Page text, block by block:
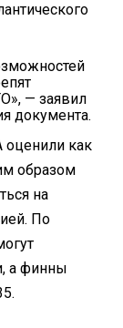
— заявил
документа.
оценили как
образом
на
По
а финны